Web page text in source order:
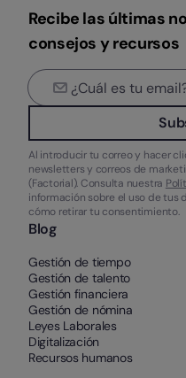
Recibe las últimas
consejos y recursos
Al introducir tu correo y hacer
newsletters y correos de
(Factorial). Consulta nuestra
información sobre el uso de tus
cómo retirar tu consentimiento.
Blog
Gestión de tiempo
Gestión de talento
Gestión financiera
Gestión de nómina
Leyes Laborales
Digitalización
Recursos humanos